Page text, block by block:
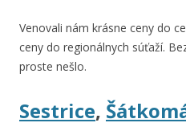
Venovali nám krásne ceny do
ceny do regionálnych súťaží.
proste nešlo.
Sestrice,